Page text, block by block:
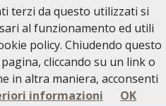
terzi da questo utilizzati si
al funzionamento ed utili
policy. Chiudendo questo
cliccando su un link o
in altra maniera, acconsenti
informazioni OK